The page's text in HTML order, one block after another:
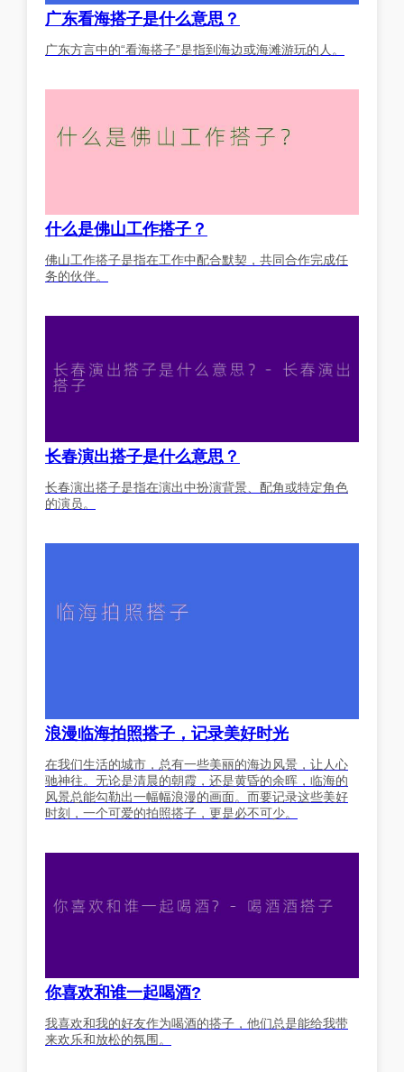
广东看海搭子是什么意思？
广东方言中的“看海搭子”是指到海边或海滩游玩的人。
什么是佛山工作搭子？
佛山工作搭子是指在工作中配合默契，共同合作完成任
务的伙伴。
长春演出搭子是什么意思？
长春演出搭子是指在演出中扮演背景、配角或特定角色
的演员。
浪漫临海拍照搭子，记录美好时光
在我们生活的城市，总有一些美丽的海边风景，让人心
驰神往。无论是清晨的朝霞，还是黄昏的余晖，临海的
风景总能勾勒出一幅幅浪漫的画面。而要记录这些美好
时刻，一个可爱的拍照搭子，更是必不可少。
你喜欢和谁一起喝酒?
我喜欢和我的好友作为喝酒的搭子，他们总是能给我带
来欢乐和放松的氛围。